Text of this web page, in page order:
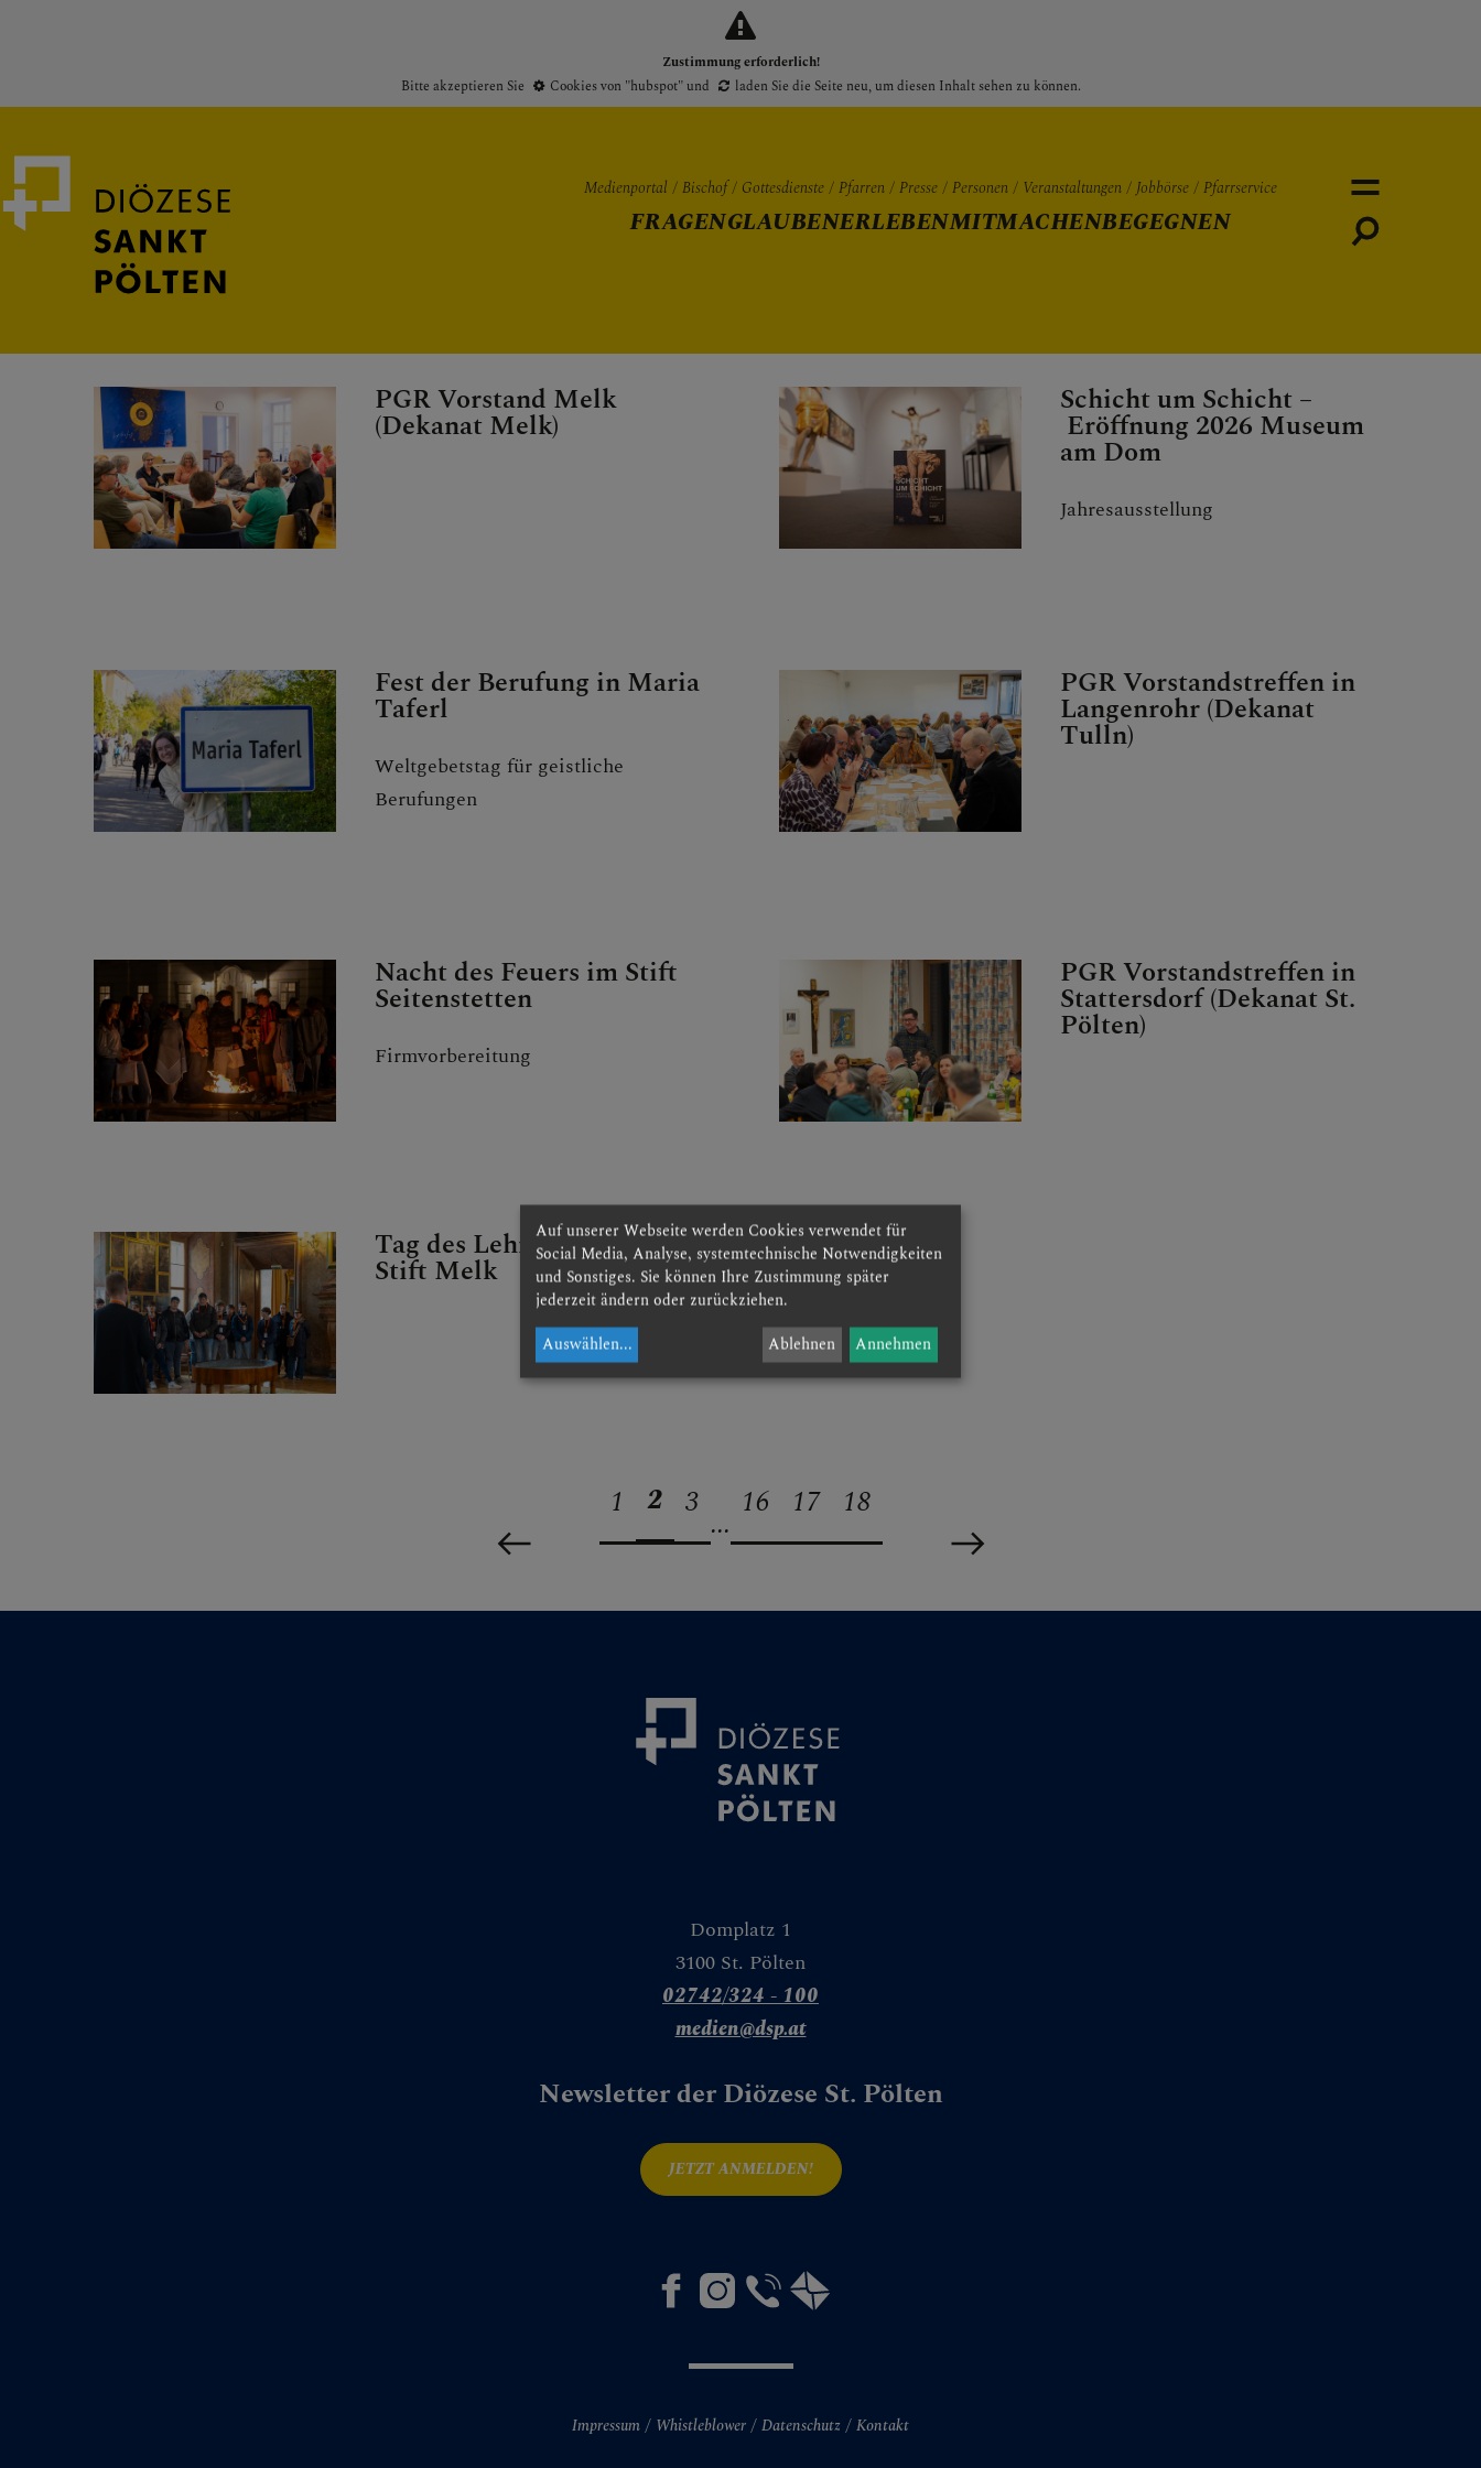
Zustimmung erforderlich!
Bitte akzeptieren Sie
Cookies von "hubspot"und laden Sie die Seite neu, um diesen Inhalt sehen zu können.
Medienportal Bischof Gottesdienste Pfarren Presse Personen Veranstaltungen
GLAUBEN
MITMACHEN
BEGEGNEN
Medienportal Bischof Gottesdienste Pfarren Presse Personen Veranstaltungen Jobbörse Pfarrservice
FRAGENGLAUBENERLEBENMITMACHENBEGEGNEN
PGR Vorstand Melk
(Dekanat Melk)
Schicht um Schicht –
Eröffnung 2026 Museum
am Dom
Jahresausstellung
Fest der Berufung in Maria
Taferl
Weltgebetstag für geistliche
Berufungen
PGR Vorstandstreffen in
Langenrohr (Dekanat
Tulln)
Nacht des Feuers im Stift
Seitenstetten
Firmvorbereitung
PGR Vorstandstreffen in
Stattersdorf (Dekanat St.
Pölten)
Tag des Lehrlings 2026 im
Stift Melk
1 2 3
...
16 17 18
Domplatz 1
3100 St. Pölten
02742/324 - 100
medien@dsp.at
Newsletter der Diözese St. Pölten
JETZT ANMELDEN!
Impressum Whistleblower Datenschutz Kontakt
Auf unserer Webseite werden Cookies verwendet für
Social Media, Analyse, systemtechnische Notwendigkeiten
und Sonstiges. Sie können Ihre Zustimmung später
jederzeit ändern oder zurückziehen.
Auswählen... Ablehnen Annehmen